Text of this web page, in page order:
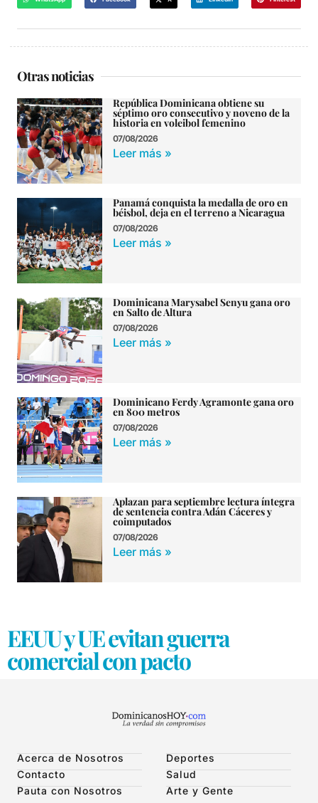
Otras noticias
República Dominicana obtiene su
séptimo oro consecutivo y noveno de la
historia en voleibol femenino
07/08/2026
Leer más »
Panamá conquista la medalla de oro en
béisbol, deja en el terreno a Nicaragua
07/08/2026
Leer más »
Dominicana Marysabel Senyu gana oro
en Salto de Altura
07/08/2026
Leer más »
Dominicano Ferdy Agramonte gana oro
en 800 metros
07/08/2026
Leer más »
Aplazan para septiembre lectura íntegra
de sentencia contra Adán Cáceres y
coimputados
07/08/2026
Leer más »
EEUU y UE evitan guerra
comercial con pacto
Acerca de Nosotros
Contacto
Pauta con Nosotros
Deportes
Salud
Arte y Gente